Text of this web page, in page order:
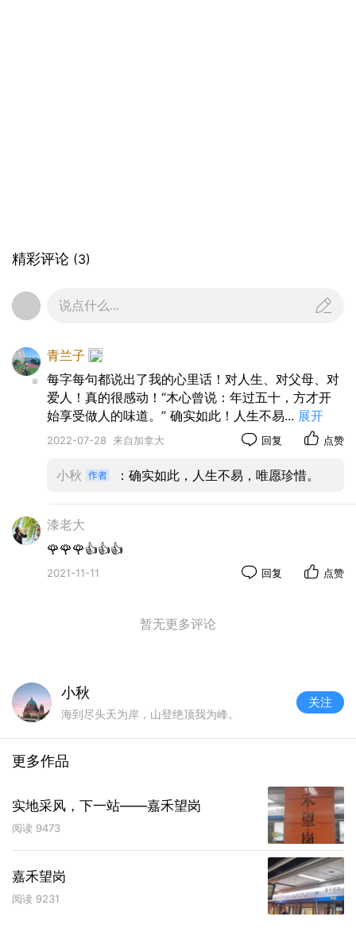
能有份闲情逸致，等一次花开，看一次日落，觅一
优雅得走过，奔赴星辰大海。可现实的生活只有眼
前的苟且，没有诗意，也没有远方。时不时的安慰
自己，幸福只有迟到，从没有缺席，相信幸福已在
走来的路上。其实，每个人都是幸福的，只是，幸
福都在别人的眼里，愿你我都能岁月不回头，余生
不将就。
精彩评论 (3)
说点什么...
青兰子
每字每句都说出了我的心里话！对人生、对父母、对
爱人！真的很感动！“木心曾说：年过五十，方才开
始享受做人的味道。” 确实如此！人生不易... 展开
2022-07-28 来自加拿大 回复 点赞
小秋 ：确实如此，人生不易，唯愿珍惜。
漆老大
🌹🌹🌹👍👍👍
2021-11-11 回复 点赞
暂无更多评论
小秋
海到尽头天为岸，山登绝顶我为峰。
关注
更多作品
实地采风，下一站——嘉禾望岗
阅读 9473
嘉禾望岗
阅读 9231